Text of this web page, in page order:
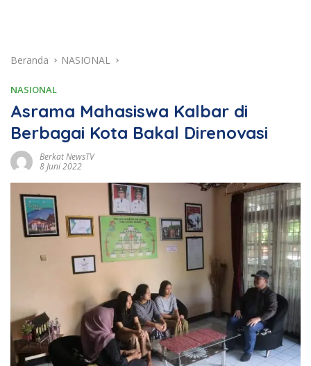
Beranda NASIONAL
NASIONAL
Asrama Mahasiswa Kalbar di
Berbagai Kota Bakal Direnovasi
Berkat NewsTV
8 Juni 2022